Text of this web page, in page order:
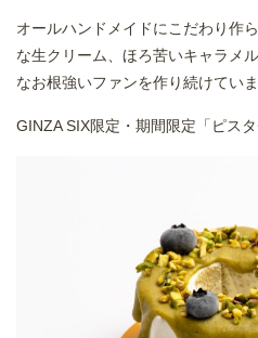
オールハンドメイドにこだわり作
な生クリーム、ほろ苦いキャラメ
なお根強いファンを作り続けていま
GINZA SIX限定・期間限定「ピス